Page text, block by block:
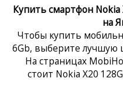
Купить смартфон Nokia
на
Чтобы купить
6Gb, выберите лучшую
На страницах
стоит Nokia X20